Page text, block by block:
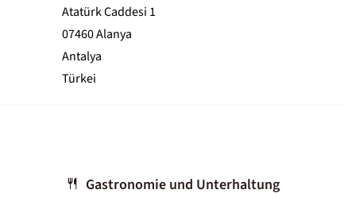
Atatürk Caddesi 1
07460 Alanya
Antalya
Türkei
Gastronomie und Unterhaltung